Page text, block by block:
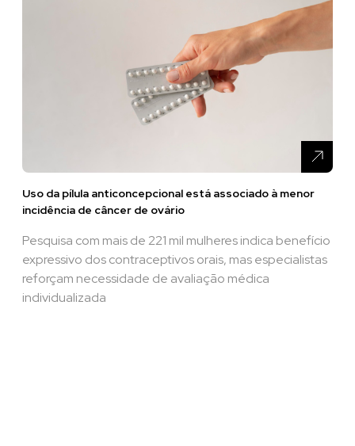
Uso da pílula anticoncepcional está associado à menor
incidência de câncer de ovário
Pesquisa com mais de 221 mil mulheres indica benefício
expressivo dos contraceptivos orais, mas especialistas
reforçam necessidade de avaliação médica
individualizada